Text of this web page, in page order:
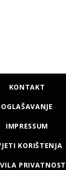
KONTAKT
OGLAŠAVANJE
IMPRESSUM
KORIŠTENJA